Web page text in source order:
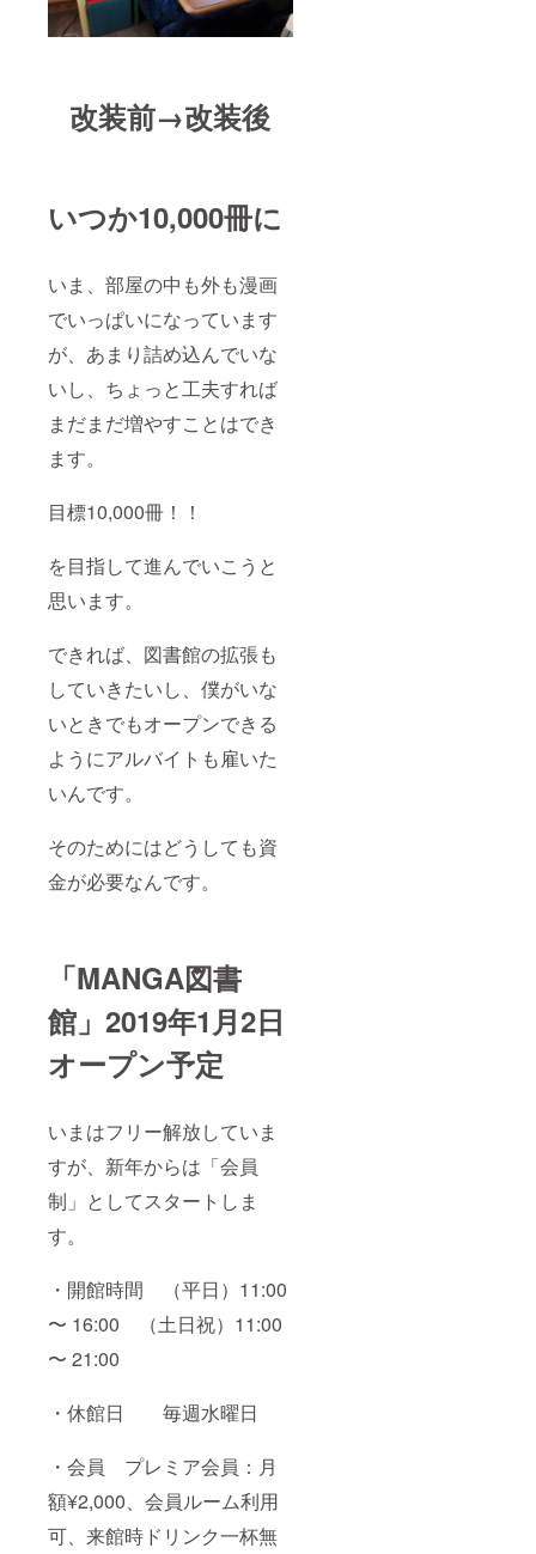
改装前→改装後
いつか10,000冊に
いま、部屋の中も外も漫画
でいっぱいになっています
が、あまり詰め込んでいな
いし、ちょっと工夫すれば
まだまだ増やすことはでき
ます。
目標10,000冊！！
を目指して進んでいこうと
思います。
できれば、図書館の拡張も
していきたいし、僕がいな
いときでもオープンできる
ようにアルバイトも雇いた
いんです。
そのためにはどうしても資
金が必要なんです。
「MANGA図書
館」2019年1月2日
オープン予定
いまはフリー解放していま
すが、新年からは「会員
制」としてスタートしま
す。
・開館時間 （平日）11:00
〜 16:00 （土日祝）11:00
〜 21:00
・休館日 毎週水曜日
・会員 プレミア会員：月
額¥2,000、会員ルーム利用
可、来館時ドリンク一杯無